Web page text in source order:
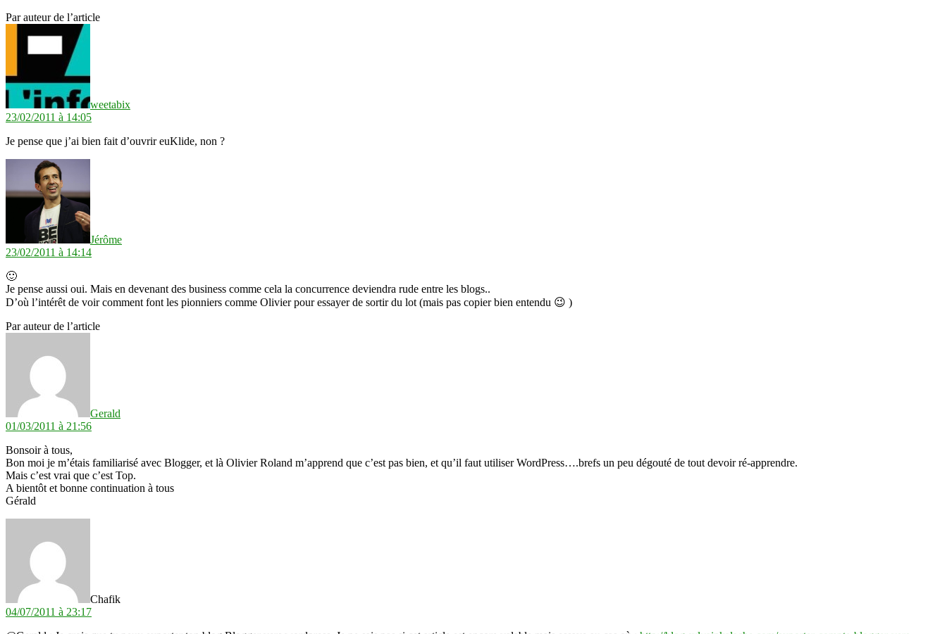
Par auteur de l’article
weetabix
23/02/2011 à 14:05
Je pense que j’ai bien fait d’ouvrir euKlide, non ?
Jérôme
23/02/2011 à 14:14
🙂
Je pense aussi oui. Mais en devenant des business comme cela la concurrence deviendra rude entre les blogs..
D’où l’intérêt de voir comment font les pionniers comme Olivier pour essayer de sortir du lot (mais pas copier bien entendu 😉 )
Par auteur de l’article
Gerald
01/03/2011 à 21:56
Bonsoir à tous,
Bon moi je m’étais familiarisé avec Blogger, et là Olivier Roland m’apprend que c’est pas bien, et qu’il faut utiliser WordPress….brefs un peu dégouté de tout devoir ré-apprendre.
Mais c’est vrai que c’est Top.
A bientôt et bonne continuation à tous
Gérald
Chafik
04/07/2011 à 23:17